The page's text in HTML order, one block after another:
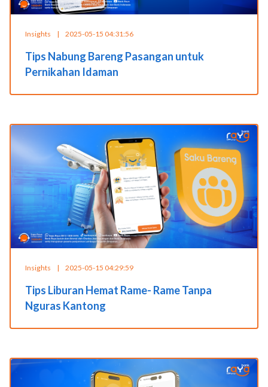
Insights | 2025-05-15 04:31:56
Tips Nabung Bareng Pasangan untuk
Pernikahan Idaman
Insights | 2025-05-15 04:29:59
Tips Liburan Hemat Rame- Rame Tanpa
Nguras Kantong